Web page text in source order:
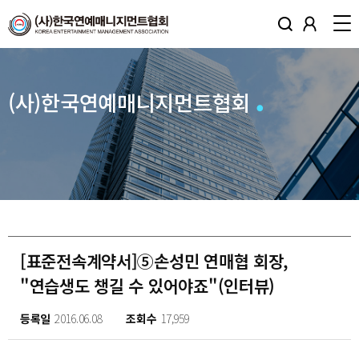
(사)한국연예매니지먼트협회
[표준전속계약서]⑤손성민 연매협 회장,
"연습생도 챙길 수 있어야죠"(인터뷰)
등록일 2016.06.08 조회수 17,959